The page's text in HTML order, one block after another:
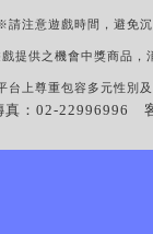
請注意遊戲時間，避免
提供之機會中獎商品，
台上尊重包容多元性別
：02-22996996